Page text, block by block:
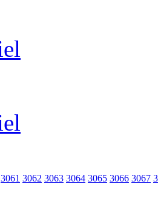
3061 3062 3063 3064 3065 3066 3067